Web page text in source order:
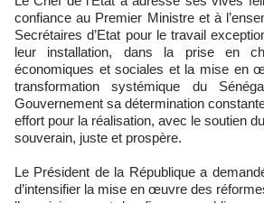
confiance au Premier Ministre et à
Secrétaires d’Etat pour le travail
leur installation, dans la prise en
économiques et sociales et la mise en
transformation systémique du
Gouvernement sa détermination
effort pour la réalisation, avec le soutien
souverain, juste et prospère.
Le Président de la République a
d’intensifier la mise en œuvre des